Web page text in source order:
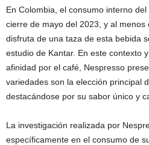
En Colombia, el consumo interno
cierre de mayo del 2023, y al menos
disfruta de una taza de esta bebida
estudio de Kantar. En este contexto
afinidad por el café, Nespresso
variedades son la elección principal
destacándose por su sabor único y
La investigación realizada por
específicamente en el consumo de